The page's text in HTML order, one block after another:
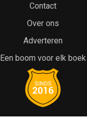
Contact
Over ons
Adverteren
Een boom voor elk boek